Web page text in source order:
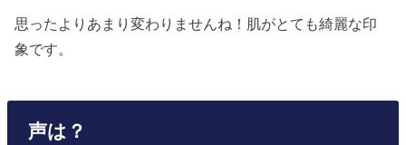
思ったよりあまり変わりませんね！肌がとても綺麗な印
象です。
声は？